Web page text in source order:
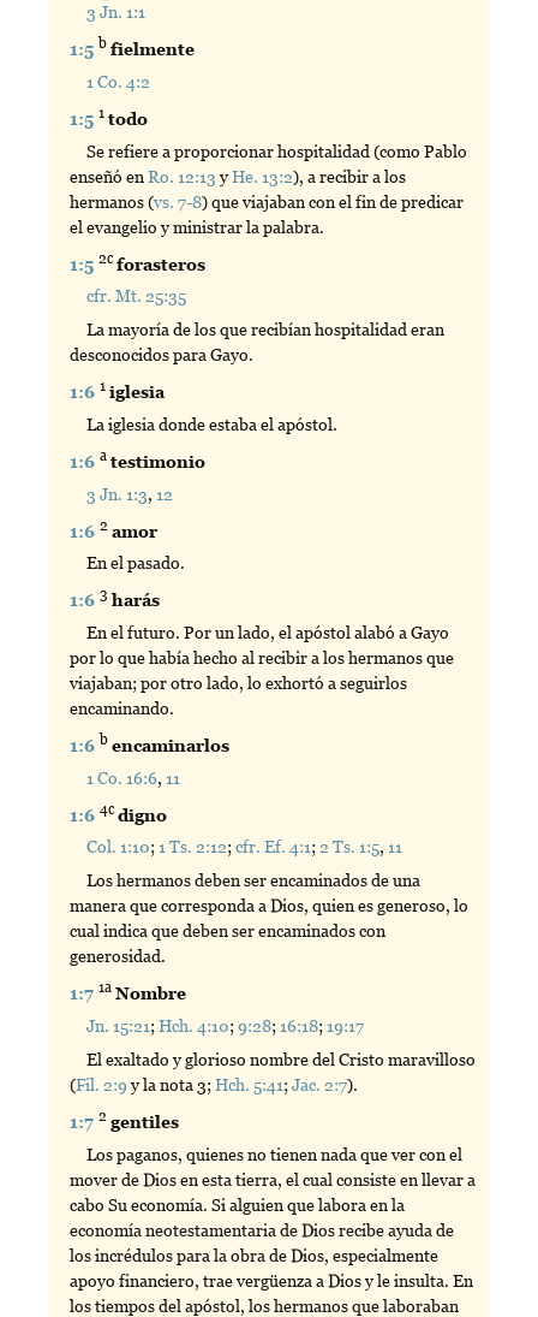
3 Jn. 1:1
1:5 b fielmente
1 Co. 4:2
1:51 todo
Se refiere a proporcionar hospitalidad (como Pablo
enseñó enRo. 12:13yHe. 13:2), a recibir a los
hermanos (vs. 7-8) que viajaban con el fin de predicar
el evangelio y ministrar la palabra.
1:52c forasteros
cfr. Mt. 25:35
La mayoría de los que recibían hospitalidad eran
desconocidos para Gayo.
1:61 iglesia
La iglesia donde estaba el apóstol.
1:6a testimonio
3 Jn. 1:3, 12
1:62 amor
En el pasado.
1:63 harás
En el futuro. Por un lado, el apóstol alabó a Gayo
por lo que había hecho al recibir a los hermanos que
viajaban; por otro lado, lo exhortó a seguirlos
encaminando.
1:6 b encaminarlos
1 Co. 16:6, 11
1:64c digno
Col. 1:10; 1 Ts. 2:12;cfr. Ef. 4:1;2 Ts. 1:5, 11
Los hermanos deben ser encaminados de una
manera que corresponda a Dios, quien es generoso, lo
cual indica que deben ser encaminados con
generosidad.
1:71a Nombre
Jn. 15:21;Hch. 4:10;9:28; 16:18; 19:17
El exaltado y glorioso nombre del Cristo maravilloso
(Fil. 2:9y la nota 3;Hch. 5:41;Jac. 2:7).
1:72 gentiles
Los paganos, quienes no tienen nada que ver con el
mover de Dios en esta tierra, el cual consiste en llevar a
cabo Su economía. Si alguien que labora en la
economía neotestamentaria de Dios recibe ayuda de
los incrédulos para la obra de Dios, especialmente
apoyo financiero, trae vergüenza a Dios y le insulta. En
los tiempos del apóstol, los hermanos que laboraban